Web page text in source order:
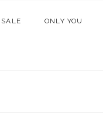
SALE ONLY YOU